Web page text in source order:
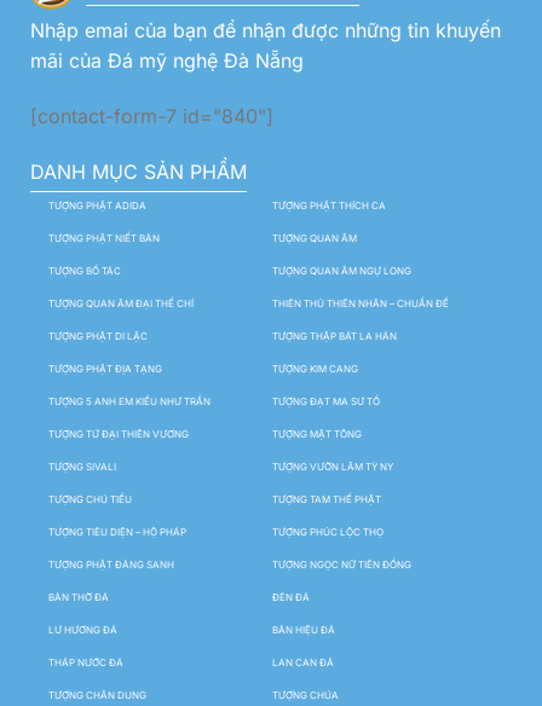
Nhập emai của bạn để nhận được những tin khuyến
mãi của Đá mỹ nghệ Đà Nẵng
[contact-form-7 id="840"]
DANH MỤC SẢN PHẨM
TƯỢNG PHẬT ADIDA TƯỢNG PHẬT THÍCH CA
TƯỢNG PHẬT NIẾT BÀN TƯỢNG QUAN ÂM
TƯỢNG BỒ TÁC TƯỢNG QUAN ÂM NGỰ LONG
TƯỢNG QUAN ÂM ĐẠI THẾ CHÍ THIÊN THỦ THIÊN NHÃN – CHUẨN ĐỀ
TƯỢNG PHẬT DI LẶC TƯỢNG THẬP BÁT LA HÁN
TƯỢNG PHẬT ĐỊA TẠNG TƯỢNG KIM CANG
TƯỢNG 5 ANH EM KIỀU NHƯ TRẦN TƯỢNG ĐẠT MA SƯ TỔ
TƯỢNG TỨ ĐẠI THIÊN VƯƠNG TƯỢNG MẬT TÔNG
TƯỢNG SIVALI TƯỢNG VƯỜN LÂM TỲ NY
TƯỢNG CHÚ TIỂU TƯỢNG TAM THẾ PHẬT
TƯỢNG TIÊU DIỆN – HỘ PHÁP TƯỢNG PHÚC LỘC THỌ
TƯỢNG PHẬT ĐẢNG SANH TƯỢNG NGỌC NỮ TIÊN ĐỒNG
BÀN THỜ ĐÁ ĐÈN ĐÁ
LƯ HƯƠNG ĐÁ BẢN HIỆU ĐÁ
THÁP NƯỚC ĐÁ LAN CAN ĐÁ
TƯỢNG CHÂN DUNG TƯỢNG CHÚA